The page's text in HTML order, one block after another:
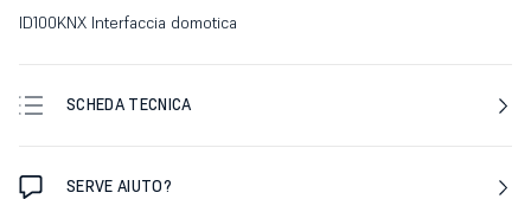
ID100KNX Interfaccia domotica
SCHEDA TECNICA
SERVE AIUTO?